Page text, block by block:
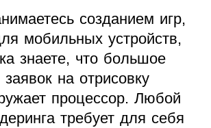
созданием игр,
мобильных устройств,
знаете, что большое
заявок на отрисовку
процессор. Любой
требует для себя